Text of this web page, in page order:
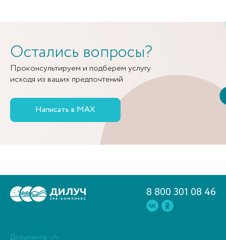
Остались вопросы?
Проконсультируем и подберём услугу
исходя из ваших предпочтений
Написать в MAX
8 800 301 08 46
Документы